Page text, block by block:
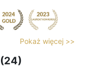
Pokaż więcej >>
(24)